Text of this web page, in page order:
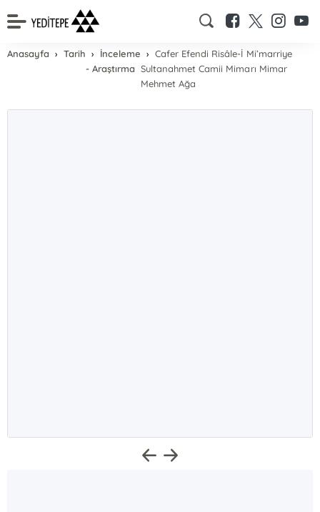
Anasayfa Tarih
İnceleme
- Araştırma
Cafer Efendi Risâle-İ Mi’marriye
Sultanahmet Camii Mimarı Mimar
Mehmet Ağa